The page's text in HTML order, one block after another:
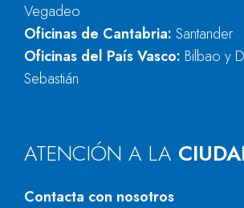
Vegadeo
Oficinas de Cantabria: Santander
Oficinas del País Vasco: Bilbao y
Sebastián
ATENCIÓN A LA
Contacta con nosotros